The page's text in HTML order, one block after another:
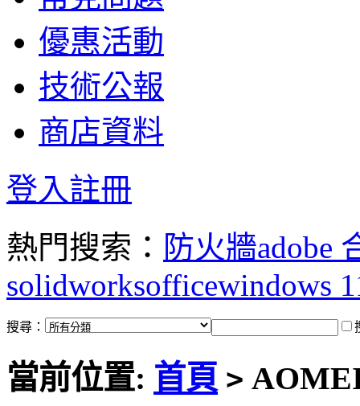
優惠活動
技術公報
商店資料
登入註冊
熱門搜索： 防火牆adobe
solidworksofficewindows
搜尋：
當前位置: 首頁 >